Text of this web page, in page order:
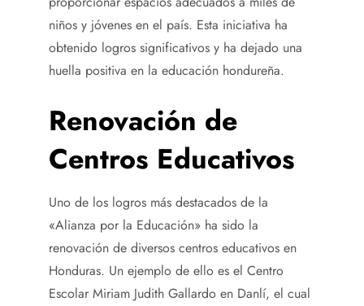
niños y jóvenes en el país. Esta iniciativa ha
obtenido logros significativos y ha dejado una
huella positiva en la educación hondureña.
Renovación de
Centros Educativos
Uno de los logros más destacados de la
«Alianza por la Educación» ha sido la
renovación de diversos centros educativos en
Honduras. Un ejemplo de ello es el Centro
Escolar Miriam Judith Gallardo en Danlí, el cual